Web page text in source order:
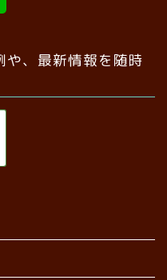
や、最新情報を随時